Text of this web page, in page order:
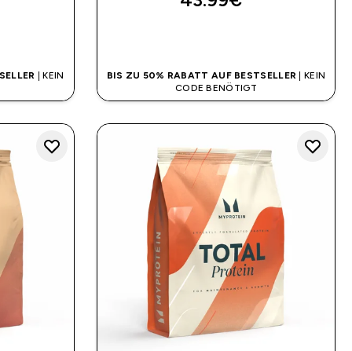
| KEIN
BIS ZU 50% RABATT AUF BESTSELLER | KEIN
CODE BENÖTIGT